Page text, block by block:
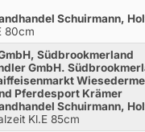
Schuirmann,
80cm
Südbrookmerland
GmbH.
Pferdesport Krämer
Schuirmann,
Kl.E 85cm